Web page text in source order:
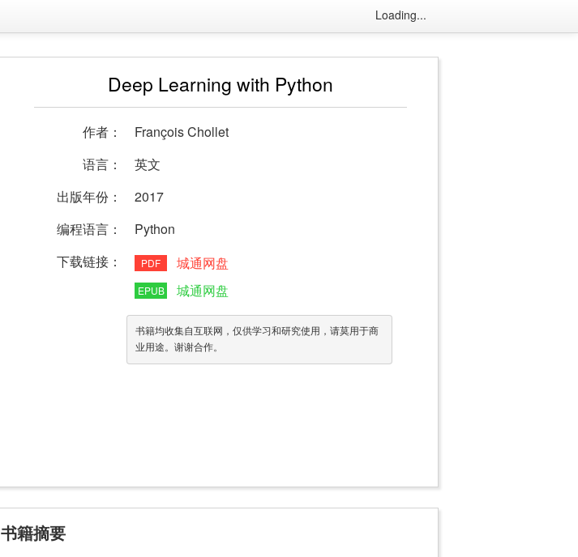
Loading...
Deep Learning with Python
作者：
François Chollet
语言：
英文
出版年份：
2017
编程语言：
Python
下载链接：
PDF 城通网盘
EPUB 城通网盘
书籍均收集自互联网，仅供学习和研究使用，请莫用于商
业用途。谢谢合作。
书籍摘要